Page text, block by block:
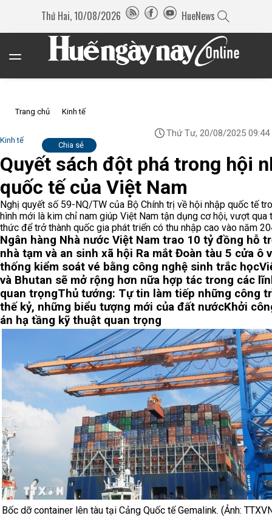
Thứ Hai, 10/08/2026 HueNews
Trang chủ Kinh tế
Kinh tế
Thứ Tư, 20/08/2025 09:44
Chia sẻ
Quyết sách đột phá trong hội
quốc tế của Việt Nam
Nghị quyết số 59-NQ/TW của Bộ Chính trị về hội nhập quốc tế
hình mới là kim chỉ nam giúp Việt Nam tận dụng cơ hội, vượt qua
thức để trở thành quốc gia phát triển có thu nhập cao vào năm
Ngân hàng Nhà nước Việt Nam trao 10 tỷ đồng hỗ
nhà tạm và an sinh xã hội Ra mắt Đoàn tàu 5 cửa ô
thống kiểm soát vé bằng công nghệ sinh trắc học
và Bhutan sẽ mở rộng hơn nữa hợp tác trong các
quan trọngThủ tướng: Tự tin làm tiếp những công
thế kỷ, những biểu tượng mới của đất nướcKhởi
án hạ tầng kỹ thuật quan trọng
Bốc dỡ container lên tàu tại Cảng Quốc tế Gemalink. (Ảnh: